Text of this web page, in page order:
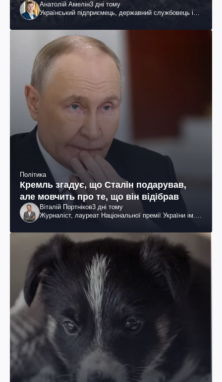
Анатолій Амелін3 дні тому
Український підприємець, державний службовець і
Політика
Кремль згадує, що Сталін подарував,
але мовчить про те, що він відібрав
Віталій Портніков3 дні тому
Журналіст, лауреат Національної премії України ім.